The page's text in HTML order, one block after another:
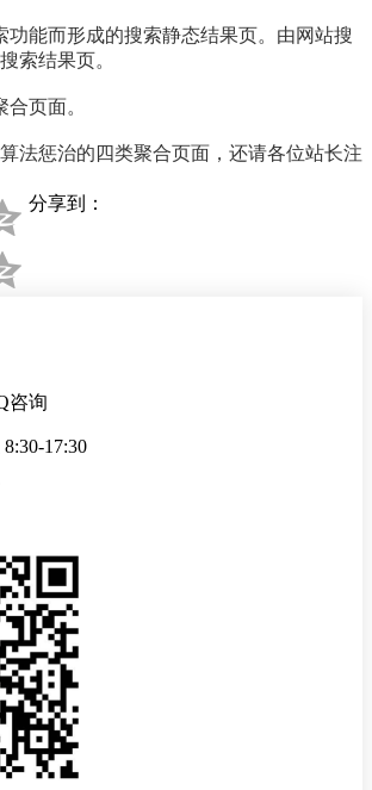
功能而形成的搜索静态结果页。由网站搜
索结果页。
页面。
法惩治的四类聚合页面，还请各位站长注
分享到：
咨询
17:30